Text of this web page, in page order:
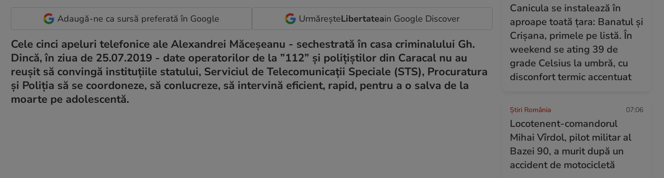
Adaugă-ne ca sursă preferată în Google UrmăreșteLibertateain Google Discover
Cele cinci apeluri telefonice ale Alexandrei Măceșeanu - sechestrată în casa criminalului Gh.
Dincă, în ziua de 25.07.2019 - date operatorilor de la ”112” și polițiștilor din Caracal nu au
reușit să convingă instituțiile statului, Serviciul de Telecomunicații Speciale (STS), Procuratura
și Poliția să se coordoneze, să conlucreze, să intervină eficient, rapid, pentru a o salva de la
moarte pe adolescentă.
Canicula se instalează în
aproape toată țara: Banatul și
Crișana, primele pe listă. În
weekend se ating 39 de
grade Celsius la umbră, cu
disconfort termic accentuat
Știri România 07:06
Locotenent-comandorul
Mihai Vîrdol, pilot militar al
Bazei 90, a murit după un
accident de motocicletă